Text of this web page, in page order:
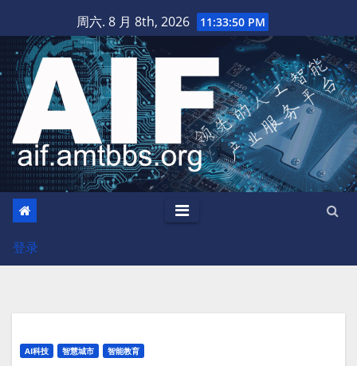
至
内
容
周六. 8 月 8th, 2026 11:33:51 PM
登录
AI科技 智慧城市 智能教育